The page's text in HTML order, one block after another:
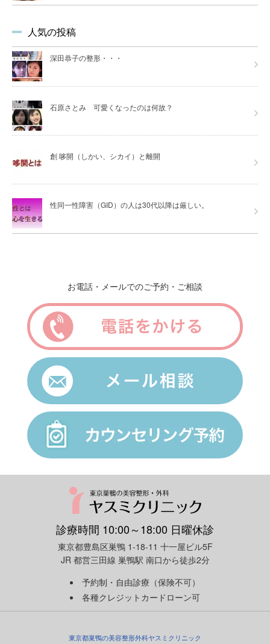
人気の投稿
深田恭子の整形・・・
石原さとみ 可愛くなったのは何故？
創 哆開（しかい、シカイ）と離開
性同一性障害（GID）の人は30代以降は厳しい。
お電話・メールでのご予約・ご相談
診療時間 10:00～18:00 日曜休診
東京都豊島区巣鴨 1-18-11 十一屋ビル5F
JR 都営三田線 巣鴨駅 南口から徒歩2分
予約制・自由診療（保険不可）
各種クレジットカードローン可
東京都巣鴨の美容整形外科ヤスミクリニック